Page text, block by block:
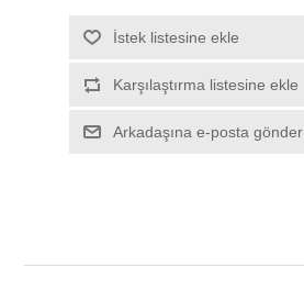
İstek listesine ekle
Karşılaştırma listesine ekle
Arkadaşına e-posta gönder